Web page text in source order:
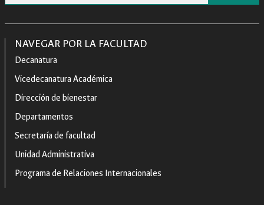
NAVEGAR POR LA FACULTAD
Decanatura
Vicedecanatura Académica
Dirección de bienestar
Departamentos
Secretaría de facultad
Unidad Administrativa
Programa de Relaciones Internacionales